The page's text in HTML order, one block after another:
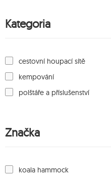
Kategoria
cestovní houpací sítě
kempování
polštáře a příslušenství
Značka
koala hammock